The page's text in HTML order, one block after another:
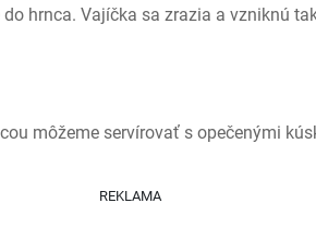
hrnca. Vajíčka sa zrazia a vzniknú
môžeme servírovať s opečenými
REKLAMA